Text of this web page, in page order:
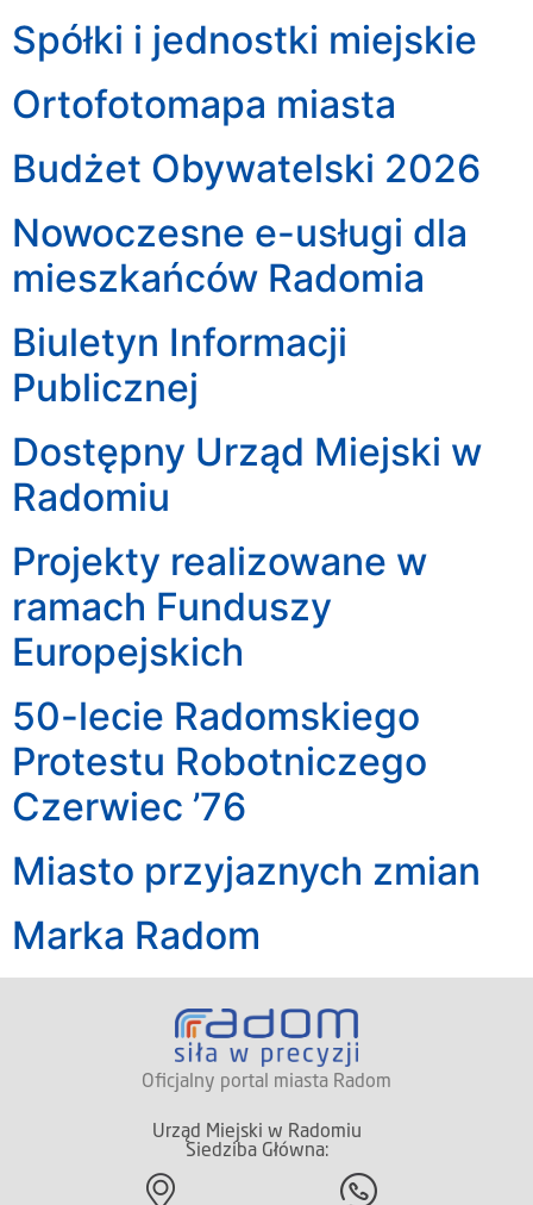
Spółki i jednostki miejskie
Ortofotomapa miasta
Budżet Obywatelski 2026
Nowoczesne e-usługi dla
mieszkańców Radomia
Biuletyn Informacji
Publicznej
Dostępny Urząd Miejski w
Radomiu
Projekty realizowane w
ramach Funduszy
Europejskich
50-lecie Radomskiego
Protestu Robotniczego
Czerwiec ’76
Miasto przyjaznych zmian
Marka Radom
Oficjalny portal miasta Radom
Urząd Miejski w Radomiu
Siedziba Główna: